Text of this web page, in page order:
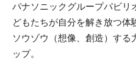
パナソニックグループパビリ
どもたちが自分を解き放つ
ソウゾウ（想像、創造）する
ップ。